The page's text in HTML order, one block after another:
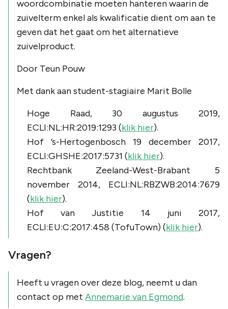
woordcombinatie moeten hanteren waarin de
zuivelterm enkel als kwalificatie dient om aan te
geven dat het gaat om het alternatieve
zuivelproduct.
Door Teun Pouw
Met dank aan student-stagiaire Marit Bolle
Hoge Raad, 30 augustus 2019,
ECLI:NL:HR:2019:1293 (klik hier).
Hof ’s-Hertogenbosch 19 december 2017,
ECLI:GHSHE:2017:5731 (klik hier).
Rechtbank Zeeland-West-Brabant 5
november 2014, ECLI:NL:RBZWB:2014:7679
(klik hier).
Hof van Justitie 14 juni 2017,
ECLI:EU:C:2017:458 (TofuTown) (klik hier).
Vragen?
Heeft u vragen over deze blog, neemt u dan
contact op met Annemarie van Egmond.